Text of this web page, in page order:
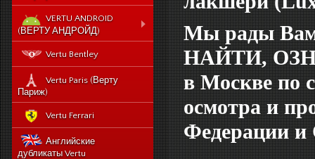
VERTU ANDROID
(ВЕРТУ АНДРОЙД)
Новый Vertu Signature
New Touch
Vertu Constellation X duos
Sim - смартфон Верту
Констелейшен икс на две
сим карты
Vertu Signature touch
Vertu Aster (Верту Астер)
Vertu Bentley
Vertu Paris (Верту
Париж)
Vertu Ferrari
Английские
дубликаты Vertu
Mы рады
НАЙТИ,
в Москве по
осмотра и
Федерации